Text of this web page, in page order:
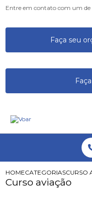
Entre em contato com um de
Faça seu
HOMECATEGORIASCURSO
Curso aviação